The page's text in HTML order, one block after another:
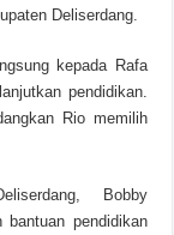
Deliserdang.
kepada Rafa
pendidikan.
Rio memilih
Bobby
bantuan pendidikan